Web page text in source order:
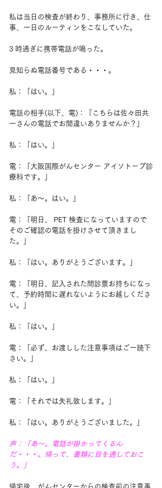
私は当日の検査が終わり、事務所に行き、仕
事、一日のルーティンをこなしていた。
3 時過ぎに携帯電話が鳴った。
見知らぬ電話番号である・・・。
私：「はい。」
電話の相手(以下、電)：「こちらは佐々田共
一さんの電話でお間違いありませんか？」
私：「はい。」
電：「大阪国際がんセンター アイソトープ診
療科です。」
私：「あ～。はい。」
電：「明日、 PET 検査になっていますので
そのご確認の電話を掛けさせて頂きまし
た。」
私：「はい。ありがとうございます。」
電：「明日、記入された問診票お持ちになっ
て、予約時間に遅れないようにお越しくださ
い。」
私：「はい。」
電：「必ず、お渡しした注意事項はご一読下
さい。」
私：「はい。」
電：「それでは失礼致します。」
私：「はい。ありがとうございました。」
声：「あ～。電話が掛かってくるん
だ・・・。帰って、書類に目を通しておこ
う。」